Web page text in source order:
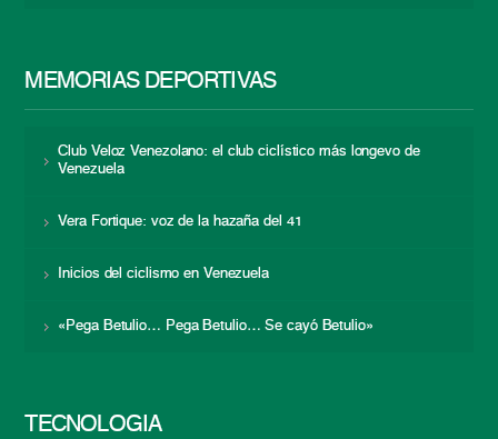
MEMORIAS DEPORTIVAS
Club Veloz Venezolano: el club ciclístico más longevo de
Venezuela
Vera Fortique: voz de la hazaña del 41
Inicios del ciclismo en Venezuela
«Pega Betulio… Pega Betulio… Se cayó Betulio»
TECNOLOGÍA